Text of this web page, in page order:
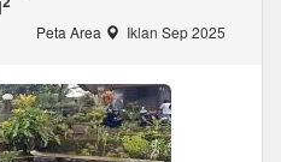
Peta Area Iklan Sep 2025